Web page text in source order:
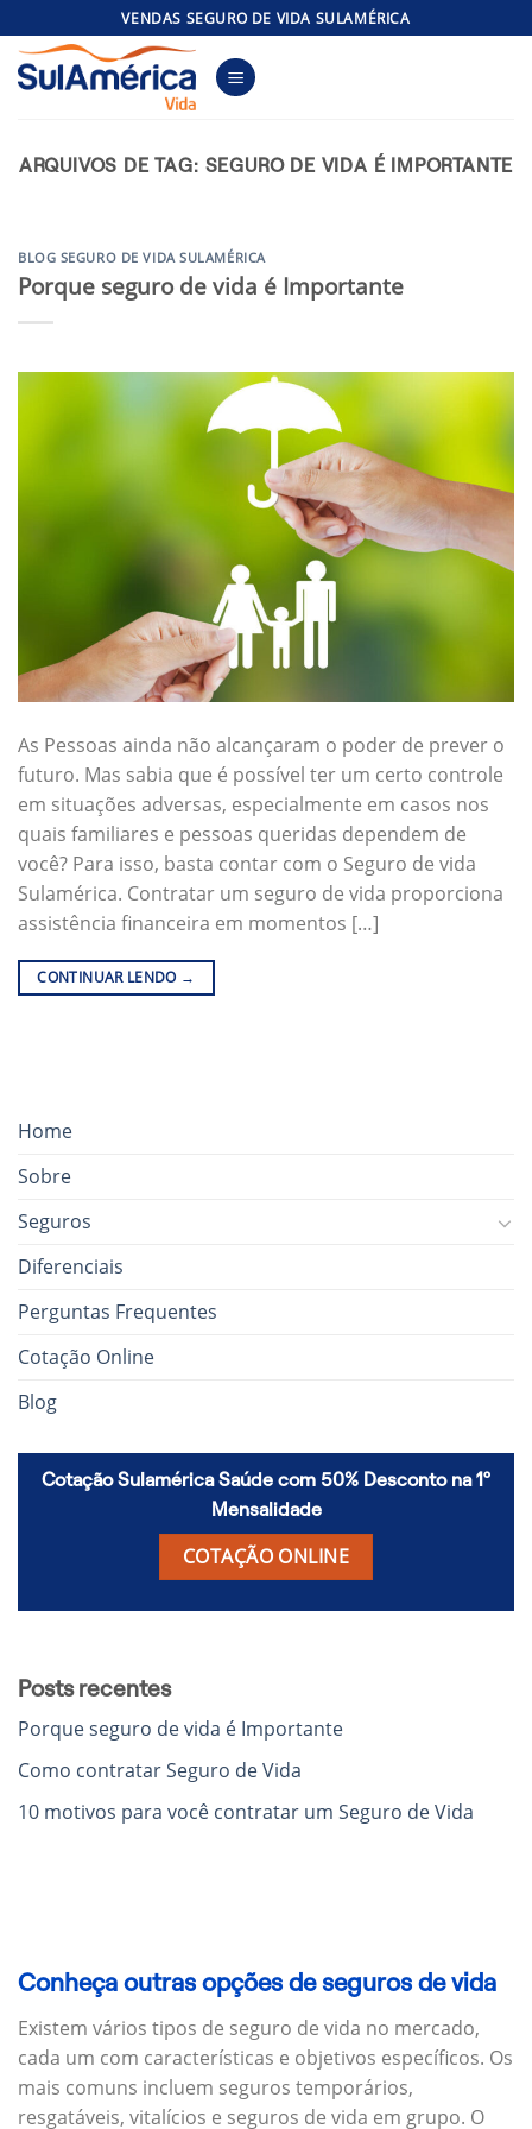
to
content
VENDAS SEGURO DE VIDA SULAMÉRICA
ARQUIVOS DE TAG: SEGURO DE VIDA É IMPORTANTE
BLOG SEGURO DE VIDA SULAMÉRICA
Porque seguro de vida é Importante
As Pessoas ainda não alcançaram o poder de prever o
futuro. Mas sabia que é possível ter um certo controle
em situações adversas, especialmente em casos nos
quais familiares e pessoas queridas dependem de
você? Para isso, basta contar com o Seguro de vida
Sulamérica. Contratar um seguro de vida proporciona
assistência financeira em momentos […]
CONTINUAR LENDO →
Home
Sobre
Seguros
Diferenciais
Perguntas Frequentes
Cotação Online
Blog
Cotação Sulamérica Saúde com 50% Desconto na 1º
Mensalidade
COTAÇÃO ONLINE
Posts recentes
Porque seguro de vida é Importante
Como contratar Seguro de Vida
10 motivos para você contratar um Seguro de Vida
Conheça outras opções de seguros de vida
Existem vários tipos de seguro de vida no mercado,
cada um com características e objetivos específicos. Os
mais comuns incluem seguros temporários,
resgatáveis, vitalícios e seguros de vida em grupo. O